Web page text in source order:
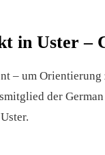
in Uster –
um
der